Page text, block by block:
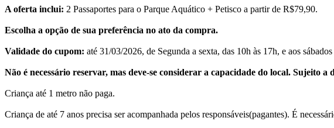
A oferta inclui: 2 Passaportes para o Parque Aquático + Petisco a partir de R$79,90.
Escolha a opção de sua preferência no ato da compra.
Validade do cupom: até 31/03/2026, de Segunda a sexta, das 10h às 17h, e aos
Não é necessário reservar, mas deve-se considerar a capacidade do local. Sujeito a
Criança até 1 metro não paga.
Criança de até 7 anos precisa ser acompanhada pelos responsáveis(pagantes). É